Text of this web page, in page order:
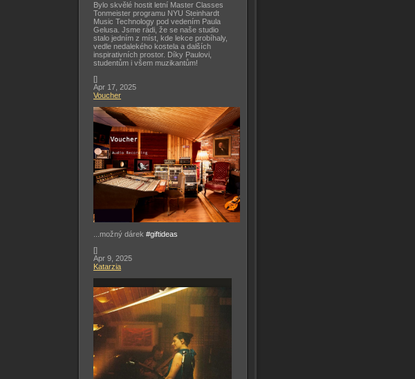
Bylo skvělé hostit letní Master Classes
Tonmeister programu NYU Steinhardt
Music Technology pod vedením Paula
Gelusa. Jsme rádi, že se naše studio
stalo jedním z míst, kde lekce probíhaly,
vedle nedalekého kostela a dalších
inspirativních prostor. Díky Paulovi,
studentům i všem muzikantům!
[]
Apr 17, 2025
Voucher
...možný dárek #giftideas
[]
Apr 9, 2025
Katarzia